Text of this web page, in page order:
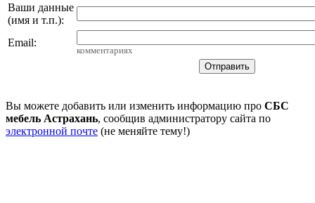
Ваши данные
(имя и т.п.):
Email:
комментариях
Вы можете добавить или изменить информацию про СБС
мебель Астрахань, сообщив администратору сайта по
электронной почте (не меняйте тему!)